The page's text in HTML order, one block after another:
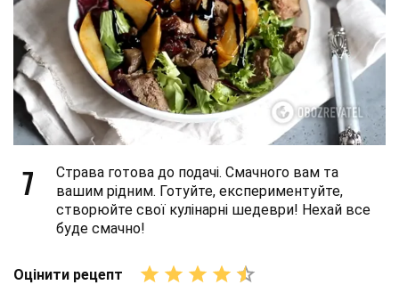
7
Страва готова до подачі. Смачного вам та
вашим рідним. Готуйте, експериментуйте,
створюйте свої кулінарні шедеври! Нехай все
буде смачно!
Оцінити рецепт